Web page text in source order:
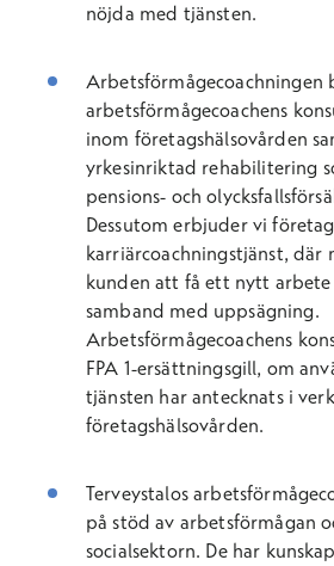
nöjda med tjänsten.
Arbetsförmågecoachningen
arbetsförmågecoachens
inom företagshälsovården
yrkesinriktad rehabilitering
pensions- och
Dessutom erbjuder vi
karriärcoachningstjänst, där
kunden att få ett nytt
samband med uppsägning.
Arbetsförmågecoachens
FPA 1-ersättningsgill, om
tjänsten har antecknats i
företagshälsovården.
Terveystalos
på stöd av arbetsförmågan
socialsektorn. De har